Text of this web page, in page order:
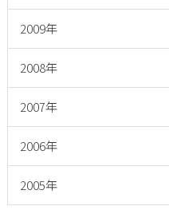
2009年
2008年
2007年
2006年
2005年